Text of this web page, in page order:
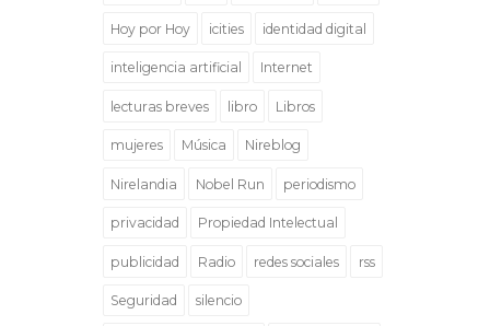
Hoy por Hoy icities identidad digital
inteligencia artificial Internet
lecturas breves libro Libros
mujeres Música Nireblog
Nirelandia Nobel Run periodismo
privacidad Propiedad Intelectual
publicidad Radio redes sociales rss
Seguridad silencio